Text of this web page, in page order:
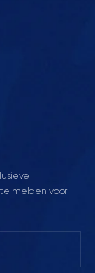
melden voor